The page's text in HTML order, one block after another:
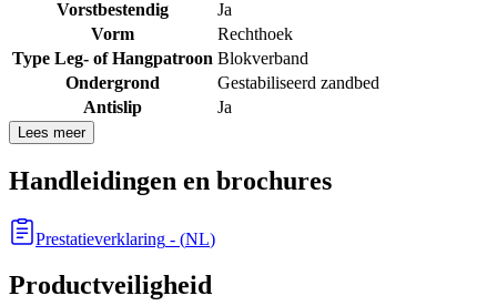
Vorstbestendig
Ja
Vorm
Rechthoek
Type Leg- of Hangpatroon Blokverband
Ondergrond
Gestabiliseerd zandbed
Antislip
Ja
Lees meer
Handleidingen en brochures
Prestatieverklaring - (NL)
Productveiligheid